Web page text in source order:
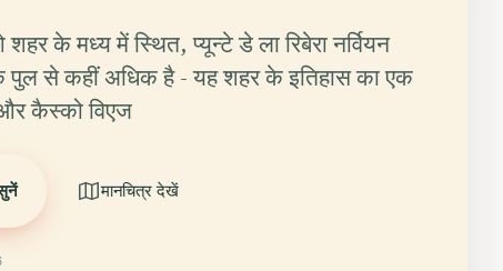
के मध्य में स्थित, प्यून्टे डे ला रिबेरा नर्वियन
पुल से कहीं अधिक है - यह शहर के इतिहास का एक
कैस्को विएज
मानचित्र देखें